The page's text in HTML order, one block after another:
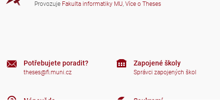
Provozuje Fakulta informatiky MU, Více o Theses
Potřebujete poradit?
theses@fi.muni.cz
Nápověda
Zapojené školy
Správci zapojených škol
Soukromí